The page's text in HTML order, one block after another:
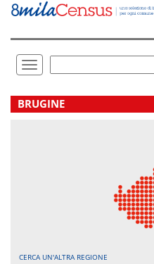
Vai
direttamente
Toggle
navigation
.
BRUGINE
CERCA UN'ALTRA REGIONE